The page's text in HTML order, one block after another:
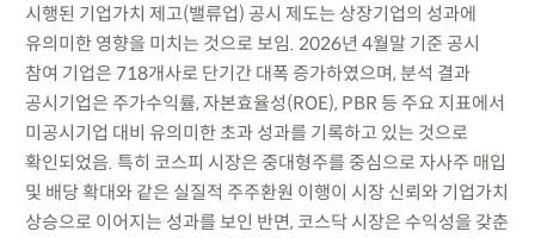
시행된 기업가치 제고(밸류업) 공시 제도는 상장기업의 성과에
유의미한 영향을 미치는 것으로 보임. 2026년 4월말 기준 공시
참여 기업은 718개사로 단기간 대폭 증가하였으며, 분석 결과
공시기업은 주가수익률, 자본효율성(ROE), PBR 등 주요 지표에서
미공시기업 대비 유의미한 초과 성과를 기록하고 있는 것으로
확인되었음. 특히 코스피 시장은 중대형주를 중심으로 자사주 매입
및 배당 확대와 같은 실질적 주주환원 이행이 시장 신뢰와 기업가치
상승으로 이어지는 성과를 보인 반면, 코스닥 시장은 수익성을 갖춘